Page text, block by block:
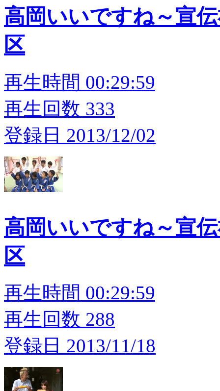
高岡いいですね～宣
区
再生時間 00:29:59
再生回数 333
登録日 2013/12/02
高岡いいですね～宣
区
再生時間 00:29:59
再生回数 288
登録日 2013/11/18